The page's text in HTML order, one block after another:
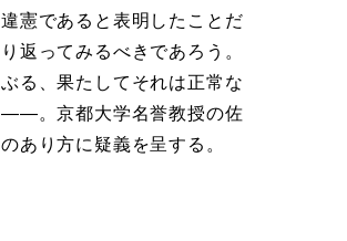
憲であると表明したことだ
返ってみるべきであろう。
る、果たしてそれは正常な
――。京都大学名誉教授の佐
あり方に疑義を呈する。